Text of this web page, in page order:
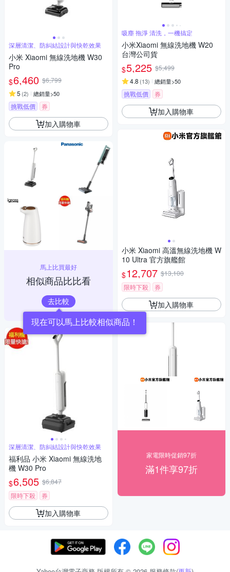
深層清潔、防糾結設計與快乾效果
小米 Xiaomi 無線洗地機 W30
Pro
$6,460 $6,799
5 (2) 總銷量>50
挑戰低價 券
加入購物車
馬上比買最好
相似商品比比看
去比較
現在可以馬上比較相似商品！
深層清潔、防糾結設計與快乾效果
福利品 小米 Xiaomi 無線洗地
機 W30 Pro
$6,505 $6,847
限時下殺
券
加入購物車
吸塵 拖淨 清洗，一機搞定
小米Xiaomi 無線洗地機 W20
台灣公司貨
$5,225 $5,499
4.8 (13) 總銷量>50
挑戰低價 券
加入購物車
小米 Xiaomi 高溫無線洗地機 W
10 Ultra 官方旗艦館
$12,707 $13,100
限時下殺
券
加入購物車
家電限時促銷97折
滿1件享97折